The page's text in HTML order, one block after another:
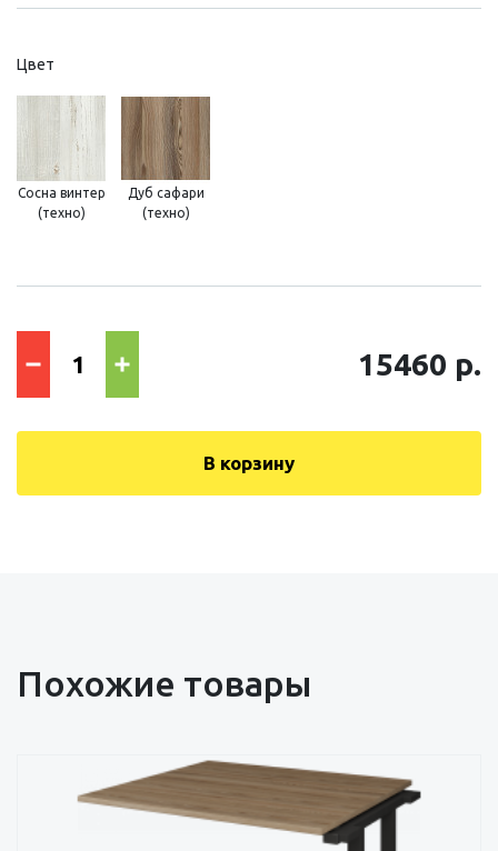
Цвет
Сосна винтер
(техно)
Дуб сафари
(техно)
15460 р.
В корзину
Похожие товары